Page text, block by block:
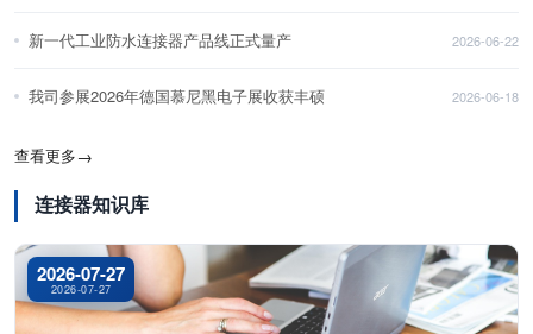
新一代工业防水连接器产品线正式量产 2026-06-22
我司参展2026年德国慕尼黑电子展收获丰硕 2026-06-18
查看更多→
连接器知识库
2026-07-27
2026-07-27